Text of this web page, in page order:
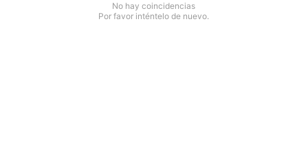
No hay coincidencias
Por favor inténtelo de nuevo.